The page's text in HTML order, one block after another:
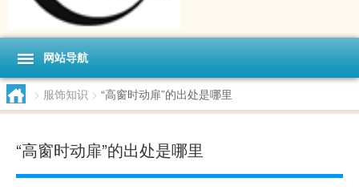
网站导航
> 服饰知识 > “高窗时动扉”的出处是哪里
“高窗时动扉”的出处是哪里